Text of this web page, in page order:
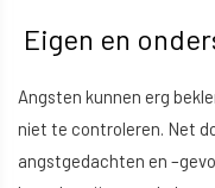
Eigen en
Angsten kunnen erg
niet te controleren. Net
angstgedachten en